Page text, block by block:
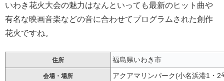
いわき花火大会の魅力はなんといっても最新のヒット曲や
有名な映画音楽などの音に合わせてプログラムされた創作
花火ですね。
住所 福島県いわき市
会場・場所 アクアマリンパーク(小名浜港1・2